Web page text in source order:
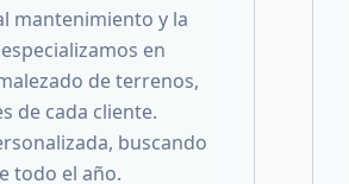
mantenimiento y la
en
de terrenos,
de cada cliente.
buscando
todo el año.